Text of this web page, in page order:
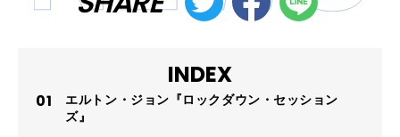
INDEX
エルトン・ジョン『ロックダウン・セッション
ズ』